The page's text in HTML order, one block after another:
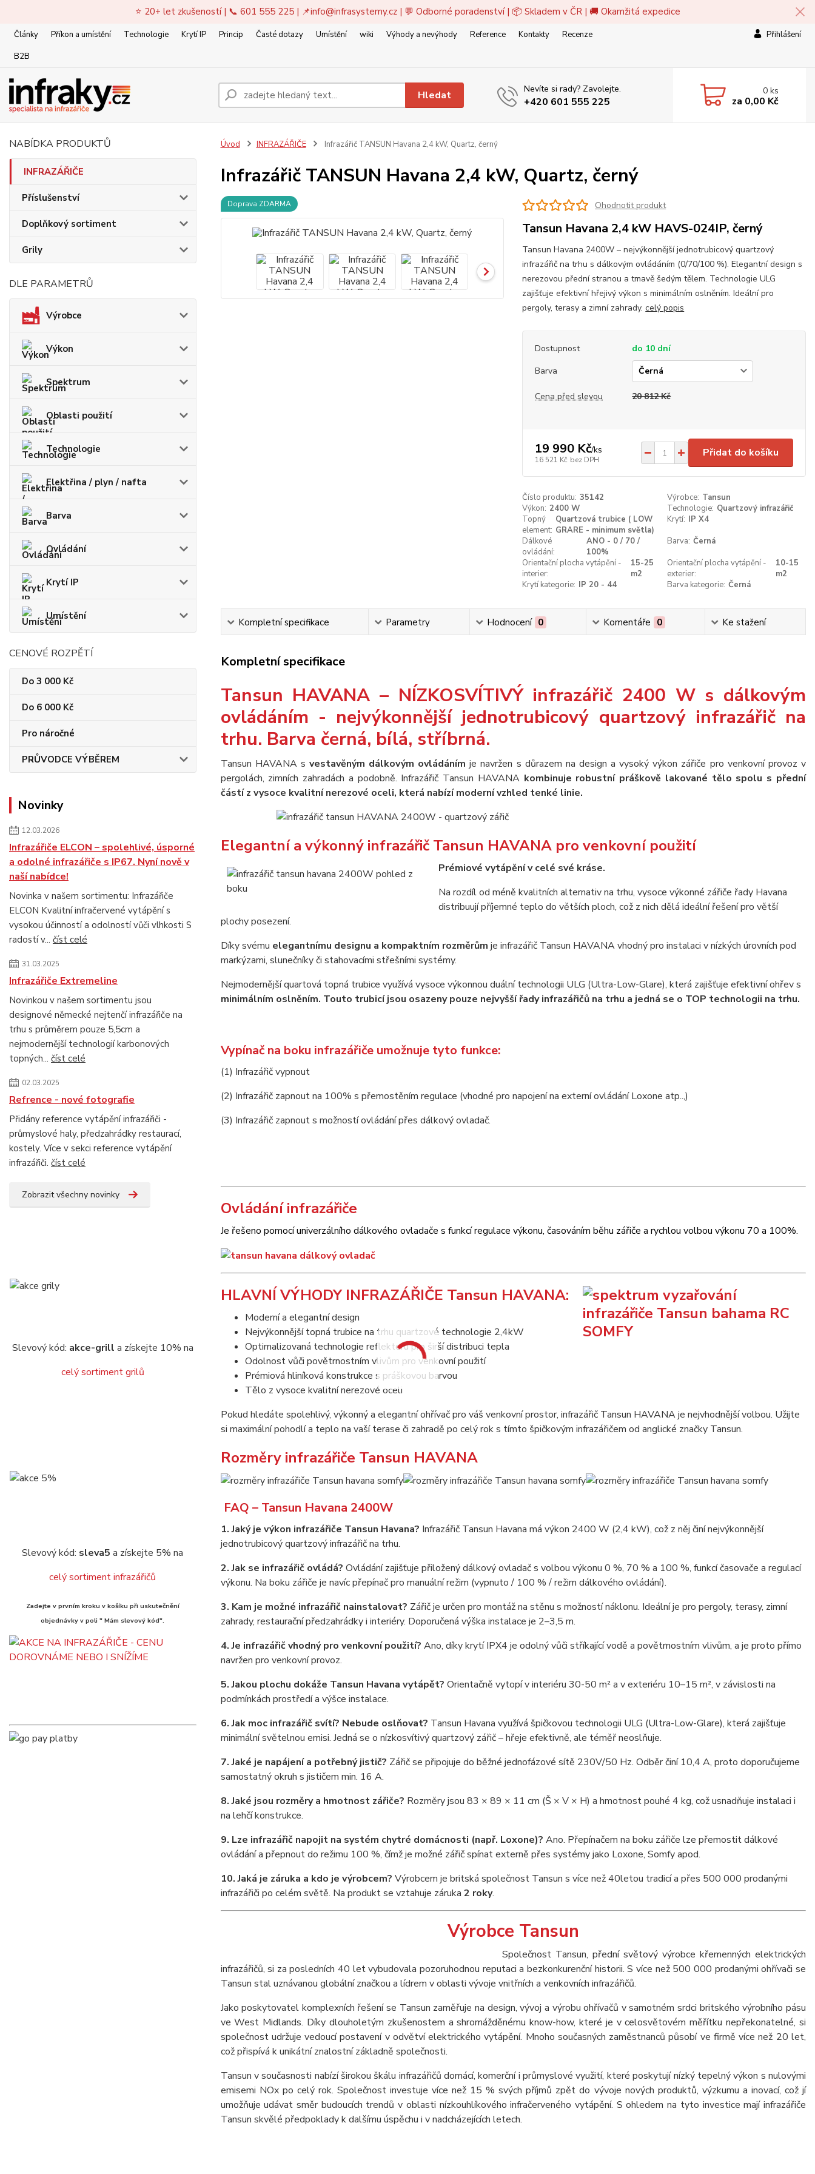
⭐ 20+ let zkušeností | 📞 601 555 225 | 📌info@infrasystemy.cz| 💬 Odborné poradenství | 📦 Skladem v ČR | 🚚 Okamžitá expedice
Články Příkon a umístění Technologie Krytí IP Princip Časté dotazy Umístění wiki Výhody a nevýhody Reference Kontakty
Recenze
B2B
Přihlášení
Hledat Nevíte si rady? Zavolejte.
+420 601 555 225
0 ks
za 0,00 Kč
NABÍDKA PRODUKTŮ
INFRAZÁŘIČE
Příslušenství
Doplňkový sortiment
Grily
DLE PARAMETRŮ
Výrobce
Výkon
Spektrum
Oblasti použití
Technologie
Elektřina / plyn / nafta
Barva
Ovládání
Krytí IP
Umístění
CENOVÉ ROZPĚTÍ
Do 3 000 Kč
Do 6 000 Kč
Pro náročné
PRŮVODCE VÝBĚREM
Novinky
12.03.2026
Infrazářiče ELCON – spolehlivé, úsporné
a odolné infrazářiče s IP67. Nyní nově v
naší nabídce!
Novinka v našem sortimentu: Infrazářiče
ELCON Kvalitní infračervené vytápění s
vysokou účinností a odolností vůči vlhkosti S
radostí v... číst celé
31.03.2025
Infrazářiče Extremeline
Novinkou v našem sortimentu jsou
designové německé nejtenčí infrazářiče na
trhu s průměrem pouze 5,5cm a
nejmodernější technologií karbonových
topných... číst celé
02.03.2025
Refrence - nové fotografie
Přidány reference vytápění infrazářiči -
průmyslové haly, předzahrádky restaurací,
kostely. Více v sekci reference vytápění
infrazářiči. číst celé
Zobrazit všechny novinky
Slevový kód: akce-grill a získejte 10% na
celý sortiment grilů
Slevový kód: sleva5 a získejte 5% na
celý sortiment infrazářičů
Zadejte v prvním kroku v košíku při uskutečnění
objednávky v poli " Mám slevový kód".
Úvod INFRAZÁŘIČE Infrazářič TANSUN Havana 2,4 kW, Quartz, černý
Infrazářič TANSUN Havana 2,4 kW, Quartz, černý
Doprava ZDARMA Ohodnotit produkt
Tansun Havana 2,4 kW HAVS-024IP, černý
Tansun Havana 2400W – nejvýkonnější jednotrubicový quartzový
infrazářič na trhu s dálkovým ovládáním (0/70/100 %). Elegantní design s
nerezovou přední stranou a tmavě šedým tělem. Technologie ULG
zajišťuje efektivní hřejivý výkon s minimálním oslněním. Ideální pro
pergoly, terasy a zimní zahrady.celý popis
Dostupnost
do 10 dní
Barva
Cena před slevou 20 812 Kč
19 990 Kč/ks
16 521 Kč bez DPH
Přidat do košíku
Číslo produktu: 35142 Výrobce: Tansun
Výkon: 2400 W Technologie: Quartzový infrazářič
Topný
element:
Quartzová trubice ( LOW
GRARE - minimum světla)
Krytí: IP X4
Dálkové
ovládání:
ANO - 0 / 70 /
100%
Barva: Černá
Orientační plocha vytápění -
interier:
15-25
m2
Orientační plocha vytápění -
exterier:
10-15
m2
Krytí kategorie: IP 20 - 44 Barva kategorie: Černá
Kompletní specifikace Parametry Hodnocení 0 Komentáře 0 Ke stažení
Kompletní specifikace
Tansun HAVANA – NÍZKOSVÍTIVÝ infrazářič 2400 W s dálkovým
ovládáním - nejvýkonnější jednotrubicový quartzový infrazářič na
trhu. Barva černá, bílá, stříbrná.
Tansun HAVANA s vestavěným dálkovým ovládánímje navržen s důrazem na design a vysoký výkon zářiče pro venkovní provoz v
pergolách, zimních zahradách a podobně. Infrazářič Tansun HAVANA kombinuje robustní práškově lakované tělo spolu s přední
částí z vysoce kvalitní nerezové oceli, která nabízí moderní vzhled tenké linie.
Elegantní a výkonný infrazářič Tansun HAVANA pro venkovní použití
Prémiové vytápění v celé své kráse.
Na rozdíl od méně kvalitních alternativ na trhu, vysoce výkonné zářiče řady Havana
distribuují příjemné teplo do větších ploch, což z nich dělá ideální řešení pro větší
plochy posezení.
Díky svému elegantnímu designu a kompaktním rozměrům je infrazářič Tansun HAVANA vhodný pro instalaci v nízkých úrovních pod
markýzami, slunečníky či stahovacími střešními systémy.
Nejmodernější quartová topná trubice využívá vysoce výkonnou duální technologii ULG (Ultra-Low-Glare), která zajišťuje efektivní ohřev s
minimálním oslněním. Touto trubicí jsou osazeny pouze nejvyšší řady infrazářičů na trhu a jedná se o TOP technologii na trhu.
Vypínač na boku infrazářiče umožnuje tyto funkce:
(1) Infrazářič vypnout
(2) Infrazářič zapnout na 100% s přemostěním regulace (vhodné pro napojení na externí ovládání Loxone atp..,)
(3) Infrazářič zapnout s možností ovládání přes dálkový ovladač.
Ovládání infrazářiče
Je řešeno pomocí univerzálního dálkového ovladače s funkcí regulace výkonu, časováním běhu zářiče a rychlou volbou výkonu 70 a 100%.
HLAVNÍ VÝHODY INFRAZÁŘIČE Tansun HAVANA:
Moderní a elegantní design
Nejvýkonnější topná trubice na trhu quartzové technologie 2,4kW
Optimalizovaná technologie reflektoru pro širší distribuci tepla
Odolnost vůči povětrnostním vlivům pro venkovní použití
Prémiová hliníková konstrukce s práškovou barvou
Tělo z vysoce kvalitní nerezové oceli
Pokud hledáte spolehlivý, výkonný a elegantní ohřívač pro váš venkovní prostor, infrazářič Tansun HAVANA je nejvhodnější volbou. Užijte
si maximální pohodlí a teplo na vaší terase či zahradě po celý rok s tímto špičkovým infrazářičem od anglické značky Tansun.
Rozměry infrazářiče Tansun HAVANA
FAQ – Tansun Havana 2400W
1. Jaký je výkon infrazářiče Tansun Havana? Infrazářič Tansun Havana má výkon 2400 W (2,4 kW), což z něj činí nejvýkonnější
jednotrubicový quartzový infrazářič na trhu.
2. Jak se infrazářič ovládá? Ovládání zajišťuje přiložený dálkový ovladač s volbou výkonu 0 %, 70 % a 100 %, funkcí časovače a regulací
výkonu. Na boku zářiče je navíc přepínač pro manuální režim (vypnuto / 100 % / režim dálkového ovládání).
3. Kam je možné infrazářič nainstalovat? Zářič je určen pro montáž na stěnu s možností náklonu. Ideální je pro pergoly, terasy, zimní
zahrady, restaurační předzahrádky i interiéry. Doporučená výška instalace je 2–3,5 m.
4. Je infrazářič vhodný pro venkovní použití? Ano, díky krytí IPX4 je odolný vůči stříkající vodě a povětrnostním vlivům, a je proto přímo
navržen pro venkovní provoz.
5. Jakou plochu dokáže Tansun Havana vytápět? Orientačně vytopí v interiéru 30-50 m² a v exteriéru 10–15 m², v závislosti na
podmínkách prostředí a výšce instalace.
6. Jak moc infrazářič svítí? Nebude oslňovat? Tansun Havana využívá špičkovou technologii ULG (Ultra-Low-Glare), která zajišťuje
minimální světelnou emisi. Jedná se o nízkosvítivý quartzový zářič – hřeje efektivně, ale téměř neoslňuje.
7. Jaké je napájení a potřebný jistič? Zářič se připojuje do běžné jednofázové sítě 230V/50 Hz. Odběr činí 10,4 A, proto doporučujeme
samostatný okruh s jističem min. 16 A.
8. Jaké jsou rozměry a hmotnost zářiče? Rozměry jsou 83 × 89 × 11 cm (Š × V × H) a hmotnost pouhé 4 kg, což usnadňuje instalaci i
na lehčí konstrukce.
9. Lze infrazářič napojit na systém chytré domácnosti (např. Loxone)? Ano. Přepínačem na boku zářiče lze přemostit dálkové
ovládání a přepnout do režimu 100 %, čímž je možné zářič spínat externě přes systémy jako Loxone, Somfy apod.
10. Jaká je záruka a kdo je výrobcem? Výrobcem je britská společnost Tansun s více než 40letou tradicí a přes 500 000 prodanými
infrazářiči po celém světě. Na produkt se vztahuje záruka 2 roky.
Výrobce Tansun
Společnost Tansun, přední světový výrobce křemenných elektrických
infrazářičů, si za posledních 40 let vybudovala pozoruhodnou reputaci a bezkonkurenční historii. S více než 500 000 prodanými ohřívači se
Tansun stal uznávanou globální značkou a lídrem v oblasti vývoje vnitřních a venkovních infrazářičů.
Jako poskytovatel komplexních řešení se Tansun zaměřuje na design, vývoj a výrobu ohřívačů v samotném srdci britského výrobního pásu
ve West Midlands. Díky dlouholetým zkušenostem a shromážděnému know-how, které je v celosvětovém měřítku nepřekonatelné, si
společnost udržuje vedoucí postavení v odvětví elektrického vytápění. Mnoho současných zaměstnanců působí ve firmě více než 20 let,
což přispívá k unikátní znalostní základně společnosti.
Tansun v současnosti nabízí širokou škálu infrazářičů domácí, komerční i průmyslové využití, které poskytují nízký tepelný výkon s nulovými
emisemi NOx po celý rok. Společnost investuje více než 15 % svých příjmů zpět do vývoje nových produktů, výzkumu a inovací, což jí
umožňuje udávat směr budoucích trendů v oblasti nízkouhlíkového infračerveného vytápění. S ohledem na tyto investice mají infrazářiče
Tansun skvělé předpoklady k dalšímu úspěchu i v nadcházejících letech.